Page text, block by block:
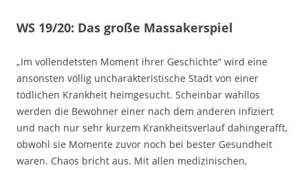
WS 19/20: Das große Massakerspiel
„Im vollendetsten Moment ihrer Geschichte“ wird eine
ansonsten völlig uncharakteristische Stadt von einer
tödlichen Krankheit heimgesucht. Scheinbar wahllos
werden die Bewohner einer nach dem anderen infiziert
und nach nur sehr kurzem Krankheitsverlauf dahingerafft,
obwohl sie Momente zuvor noch bei bester Gesundheit
waren. Chaos bricht aus. Mit allen medizinischen,